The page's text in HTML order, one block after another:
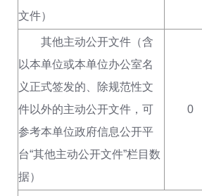
文件）
其他主动公开文件（含
以本单位或本单位办公室名
义正式签发的、除规范性文
件以外的主动公开文件，可
参考本单位政府信息公开平
台“其他主动公开文件”栏目数
据）
0